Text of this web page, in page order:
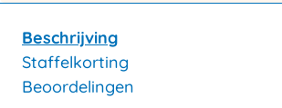
Beschrijving
Staffelkorting
Beoordelingen